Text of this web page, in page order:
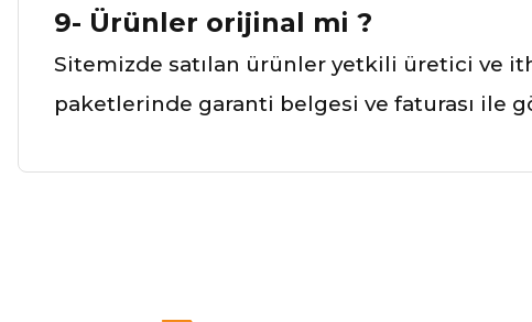
9- Ürünler orijinal mi ?
Sitemizde satılan ürünler yetkili üretici ve
paketlerinde garanti belgesi ve faturası ile